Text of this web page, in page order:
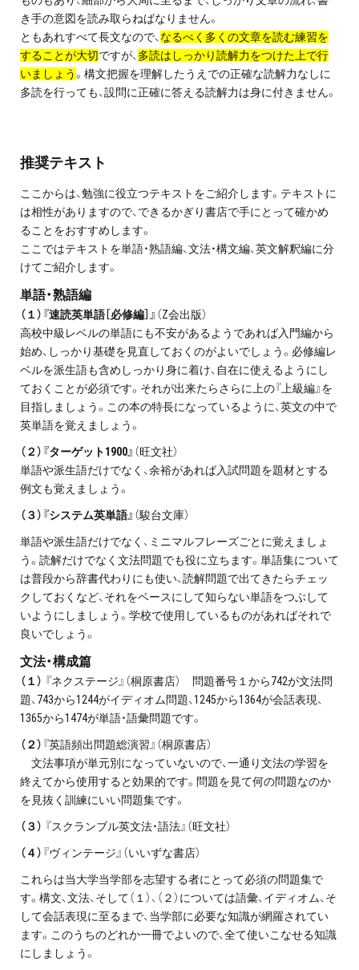
き手の意図を読み取らねばなりません。
ともあれすべて長文なので、 なるべく多くの文章を読む練習を
することが大切ですが、 多読はしっかり読解力をつけた上で行
いましょう。構文把握を理解したうえでの正確な読解力なしに
多読を行っても、設問に正確に答える読解力は身に付きません。
推奨テキスト
ここからは、勉強に役立つテキストをご紹介します。テキストに
は相性がありますので、できるかぎり書店で手にとって確かめ
ることをおすすめします。
ここではテキストを単語・熟語編、文法・構文編、英文解釈編に分
けてご紹介します。
単語・熟語編
（１）『速読英単語［必修編］』 （Z会出版）
高校中級レベルの単語にも不安があるようであれば入門編から
始め、しっかり基礎を見直しておくのがよいでしょう。必修編レ
ベルを派生語も含めしっかり身に着け、自在に使えるようにし
ておくことが必須です。それが出来たらさらに上の『上級編』を
目指しましょう。この本の特長になっているように、英文の中で
英単語を覚えましょう。
（２）『ターゲット1900』 （旺文社）
単語や派生語だけでなく、余裕があれば入試問題を題材とする
例文も覚えましょう。
（３）『システム英単語』 （駿台文庫）
単語や派生語だけでなく、ミニマルフレーズごとに覚えましょ
う。読解だけでなく文法問題でも役に立ちます。単語集について
は普段から辞書代わりにも使い、読解問題で出てきたらチェッ
クしておくなど、それをベースにして知らない単語をつぶして
いようにしましょう。学校で使用しているものがあればそれで
良いでしょう。
文法・構成篇
（１） 『ネクステージ』（桐原書店） 問題番号１から742が文法問
題、743から1244がイディオム問題、1245から1364が会話表現、
1365から1474が単語・語彙問題です。
（２） 『英語頻出問題総演習』（桐原書店）
文法事項が単元別になっていないので、一通り文法の学習を
終えてから使用すると効果的です。問題を見て何の問題なのか
を見抜く訓練にいい問題集です。
（３） 『スクランブル英文法・語法』（旺文社）
（４） 『ヴィンテージ』（いいずな書店）
これらは当大学当学部を志望する者にとって必須の問題集で
す。構文、文法、そして（１）、（２）については語彙、イディオム、そ
して会話表現に至るまで、当学部に必要な知識が網羅されてい
ます。このうちのどれか一冊でよいので、全て使いこなせる知識
にしましょう。